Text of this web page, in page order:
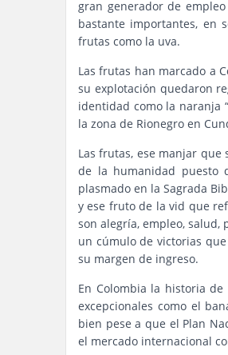
gran generador de
bastante importantes, en
frutas como la uva.
Las frutas han marcado a
su explotación quedaron
identidad como la naranja
la zona de Rionegro en
Las frutas, ese manjar
de la humanidad puesto
plasmado en la Sagrada
y ese fruto de la vid que
son alegría, empleo,
un cúmulo de victorias
su margen de ingreso.
En Colombia la historia
excepcionales como el
bien pese a que el Plan
el mercado internacional